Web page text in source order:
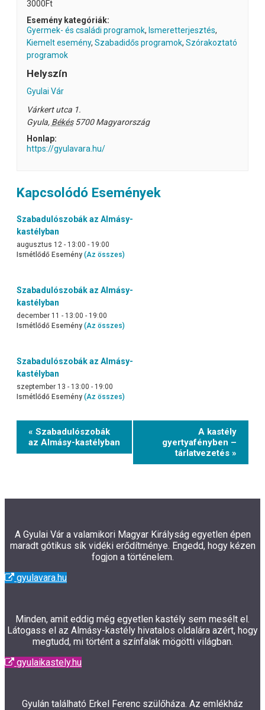
3000Ft
Esemény kategóriák:
Gyermek- és családi programok, Ismeretterjesztés,
Kiemelt esemény, Szabadidős programok, Szórakoztató
programok
Helyszín
Gyulai Vár
Várkert utca 1.
Gyula, Békés 5700 Magyarország
Honlap:
https://gyulavara.hu/
Kapcsolódó Események
Szabadulószobák az Almásy-
kastélyban
augusztus 12 - 13:00 - 19:00
Ismétlődő Esemény (Az összes)
Szabadulószobák az Almásy-
kastélyban
december 11 - 13:00 - 19:00
Ismétlődő Esemény (Az összes)
Szabadulószobák az Almásy-
kastélyban
szeptember 13 - 13:00 - 19:00
Ismétlődő Esemény (Az összes)
Event
Navigation
« Szabadulószobák
az Almásy-kastélyban
A kastély
gyertyafényben –
tárlatvezetés »
A Gyulai Vár a valamikori Magyar Királyság egyetlen épen
maradt gótikus sík vidéki erődítménye. Engedd, hogy kézen
fogjon a történelem.
gyulavara.hu
Minden, amit eddig még egyetlen kastély sem mesélt el.
Látogass el az Almásy-kastély hivatalos oldalára azért, hogy
megtudd, mi történt a színfalak mögötti világban.
gyulaikastely.hu
Gyulán található Erkel Ferenc szülőháza. Az emlékház